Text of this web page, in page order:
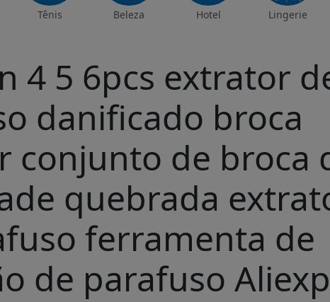
Tênis Beleza Hotel Lingerie
4 5 6pcs extrator
danificado broca
conjunto de broca
quebrada
ferramenta de
de parafuso